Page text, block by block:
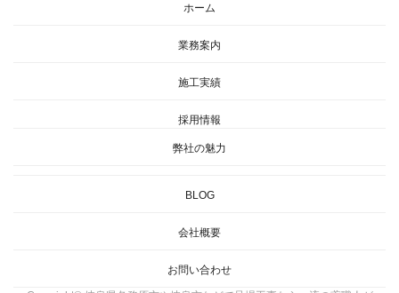
ホーム
業務案内
施工実績
採用情報
弊社の魅力
BLOG
会社概要
お問い合わせ